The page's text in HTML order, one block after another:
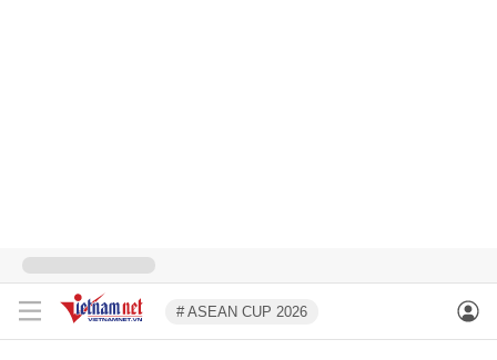
# ASEAN CUP 2026